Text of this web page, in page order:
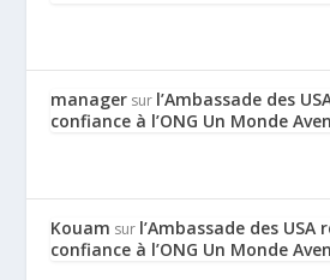
manager sur l’Ambassade des
confiance à l’ONG Un Monde
Kouam sur l’Ambassade des USA
confiance à l’ONG Un Monde